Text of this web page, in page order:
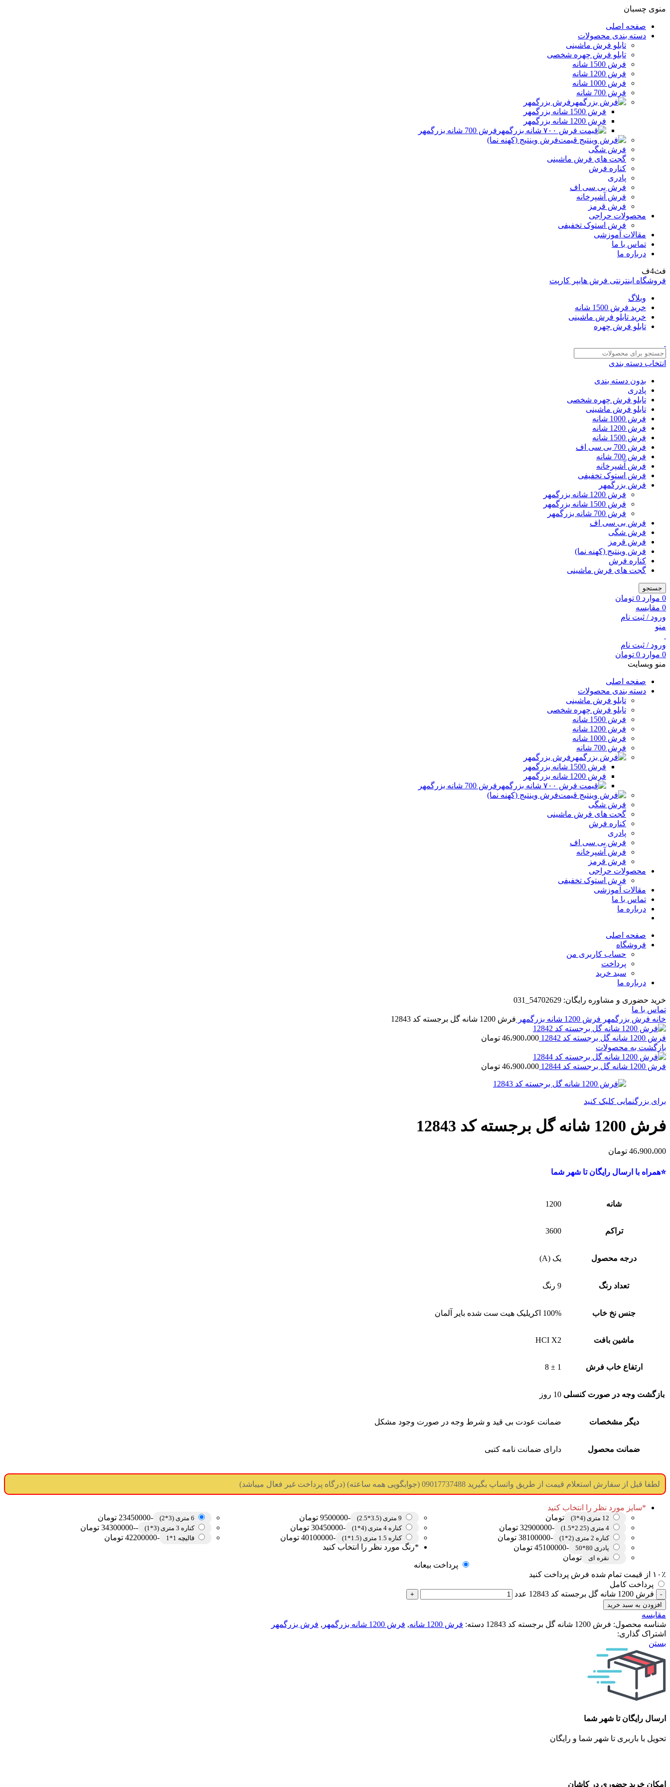
منوی چسبان
صفحه اصلی
دسته بندی محصولات
تابلو فرش ماشینی
تابلو فرش چهره شخصی
فرش 1500 شانه
فرش 1200 شانه
فرش 1000 شانه
فرش 700 شانه
فرش بزرگمهر
فرش 1500 شانه بزرگمهر
فرش 1200 شانه بزرگمهر
فرش 700 شانه بزرگمهر
فرش وینتیج (کهنه نما)
فرش شگی
گجت های فرش ماشینی
کناره فرش
پادری
فرش بی سی اف
فرش آشپرخانه
فرش قرمز
محصولات حراجی
فرش استوک تخفیفی
مقالات آموزشی
تماس با ما
درباره ما
فث4ف
فروشگاه اینترنتی فرش هایپر کارپت
وبلاگ
خرید فرش 1500 شانه
خرید تابلو فرش ماشینی
تابلو فرش چهره
انتخاب دسته بندی
بدون دسته بندی
پادری
تابلو فرش چهره شخصی
تابلو فرش ماشینی
فرش 1000 شانه
فرش 1200 شانه
فرش 1500 شانه
فرش 700 بی سی اف
فرش 700 شانه
فرش آشپرخانه
فرش استوک تخفیفی
فرش بزرگمهر
فرش 1200 شانه بزرگمهر
فرش 1500 شانه بزرگمهر
فرش 700 شانه بزرگمهر
فرش بی سی اف
فرش شگی
فرش قرمز
فرش وینتیج (کهنه نما)
کناره فرش
گجت های فرش ماشینی
جستجو
0 موارد 0 تومان
0 مقایسه
ورود / ثبت نام
منو
ورود / ثبت نام
0 موارد 0 تومان
منو وبسایت
صفحه اصلی
دسته بندی محصولات
تابلو فرش ماشینی
تابلو فرش چهره شخصی
فرش 1500 شانه
فرش 1200 شانه
فرش 1000 شانه
فرش 700 شانه
فرش بزرگمهر
فرش 1500 شانه بزرگمهر
فرش 1200 شانه بزرگمهر
فرش 700 شانه بزرگمهر
فرش وینتیج (کهنه نما)
فرش شگی
گجت های فرش ماشینی
کناره فرش
پادری
فرش بی سی اف
فرش آشپرخانه
فرش قرمز
محصولات حراجی
فرش استوک تخفیفی
مقالات آموزشی
تماس با ما
درباره ما
صفحه اصلی
فروشگاه
حساب کاربری من
پرداخت
سبد خرید
درباره ما
خرید حضوری و مشاوره رایگان: 54702629_031
تماس با ما
خانه فرش بزرگمهر فرش 1200 شانه بزرگمهر فرش 1200 شانه گل برجسته کد 12843
فرش 1200 شانه گل برجسته کد 12842 46،900،000 تومان
بازگشت به محصولات
فرش 1200 شانه گل برجسته کد 12844 46،900،000 تومان
برای بزرگنمایی کلیک کنید
فرش 1200 شانه گل برجسته کد 12843
46،900،000 تومان
⭐همراه با ارسال رایگان تا شهر شما
شانه 1200
تراکم 3600
درجه محصول یک (A)
تعداد رنگ 9 رنگ
جنس نخ خاب 100% اکریلیک هیت ست شده بایر آلمان
ماشین بافت HCI X2
ارتفاع خاب فرش 1 ± 8
بازگشت وجه در صورت کنسلی 10 روز
دیگر مشخصات ضمانت عودت بی قید و شرط وجه در صورت وجود مشکل
ضمانت محصول دارای ضمانت نامه کتبی
لطفا قبل از سفارش استعلام قیمت از طریق واتساپ بگیرید 09017737488 (جوابگویی همه ساعته) (درگاه پرداخت غیر فعال میباشد)
*سایز مورد نظر را انتخاب کنید
12 متری (4*3) تومان 9 متری (3.5*2.5) -9500000 تومان 6 متری (3*2) -23450000 تومان
4 متری (2.25*1.5) -32900000 تومان کناره 4 متری (4*1) -30450000 تومان کناره 3 متری (3*1) --34300000 تومان
کناره 2 متری (2*1) -38100000 تومان کناره 1.5 متری (1.5*1) -40100000 تومان قالیچه 1*1 -42200000 تومان
پادری 80*50 -45100000 تومان *رنگ مورد نظر را انتخاب کنید
نقره ای
تومان
پرداخت بیعانه
۱۰٪ از قیمت تمام شده فرش پرداخت کنید
پرداخت کامل
فرش 1200 شانه گل برجسته کد 12843 عدد
افزودن به سبد خرید
مقایسه
شناسه محصول: فرش 1200 شانه گل برجسته کد 12843 دسته: فرش 1200 شانه , فرش 1200 شانه بزرگمهر , فرش بزرگمهر
اشتراک گذاری:
بستن
ارسال رایگان تا شهر شما
تحویل با باربری تا شهر شما و رایگان
امکان خرید حضوری در کاشان